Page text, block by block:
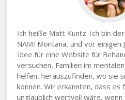
Ich heiße Matt Kuntz. Ich bin
NAMI Montana, und vor einigen
Idee für eine Website für
versuchen, Familien im
helfen, herauszufinden, wo sie
können. Wir erkannten, dass es
unglaublich wertvoll wäre,